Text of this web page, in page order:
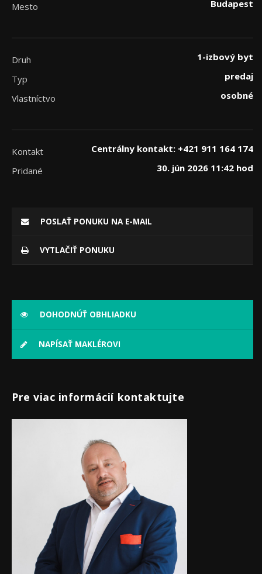
Mesto Budapest
Druh
1-izbový byt
Typ
predaj
Vlastníctvo
osobné
Kontakt
Centrálny kontakt: +421 911 164 174
Pridané
30. jún 2026 11:42 hod
POSLAŤ PONUKU NA E-MAIL
VYTLAČIŤ PONUKU
DOHODNÚŤ OBHLIADKU
NAPÍSAŤ MAKLÉROVI
Pre viac informácií kontaktujte